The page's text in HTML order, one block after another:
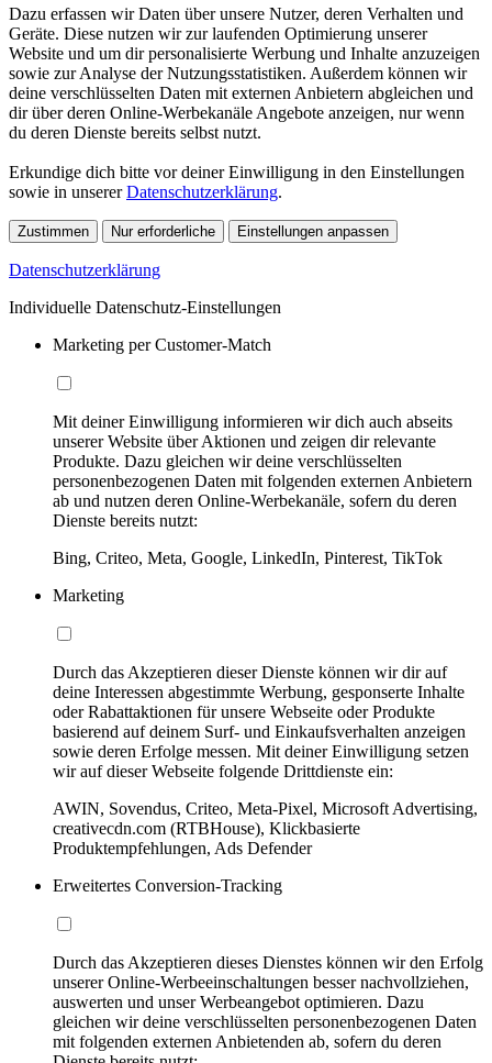
Dazu erfassen wir Daten über unsere Nutzer, deren Verhalten und
Geräte. Diese nutzen wir zur laufenden Optimierung unserer
Website und um dir personalisierte Werbung und Inhalte anzuzeigen
sowie zur Analyse der Nutzungsstatistiken. Außerdem können wir
deine verschlüsselten Daten mit externen Anbietern abgleichen und
dir über deren Online-Werbekanäle Angebote anzeigen, nur wenn
du deren Dienste bereits selbst nutzt.
Erkundige dich bitte vor deiner Einwilligung in den Einstellungen
sowie in unsererDatenschutzerklärung.
Zustimmen Nur erforderliche Einstellungen anpassen
Datenschutzerklärung
Individuelle Datenschutz-Einstellungen
Marketing per Customer-Match
Mit deiner Einwilligung informieren wir dich auch abseits
unserer Website über Aktionen und zeigen dir relevante
Produkte. Dazu gleichen wir deine verschlüsselten
personenbezogenen Daten mit folgenden externen Anbietern
ab und nutzen deren Online-Werbekanäle, sofern du deren
Dienste bereits nutzt:
Bing, Criteo, Meta, Google, LinkedIn, Pinterest, TikTok
Marketing
Durch das Akzeptieren dieser Dienste können wir dir auf
deine Interessen abgestimmte Werbung, gesponserte Inhalte
oder Rabattaktionen für unsere Webseite oder Produkte
basierend auf deinem Surf- und Einkaufsverhalten anzeigen
sowie deren Erfolge messen. Mit deiner Einwilligung setzen
wir auf dieser Webseite folgende Drittdienste ein:
AWIN, Sovendus, Criteo, Meta-Pixel, Microsoft Advertising,
creativecdn.com (RTBHouse), Klickbasierte
Produktempfehlungen, Ads Defender
Erweitertes Conversion-Tracking
Durch das Akzeptieren dieses Dienstes können wir den Erfolg
unserer Online-Werbeeinschaltungen besser nachvollziehen,
auswerten und unser Werbeangebot optimieren. Dazu
gleichen wir deine verschlüsselten personenbezogenen Daten
mit folgenden externen Anbietenden ab, sofern du deren